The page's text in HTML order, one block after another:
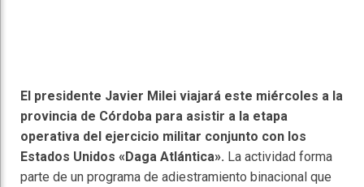
El presidente Javier Milei viajará este miércoles a la
provincia de Córdoba para asistir a la etapa
operativa del ejercicio militar conjunto con los
Estados Unidos «Daga Atlántica». La actividad forma
parte de un programa de adiestramiento binacional que